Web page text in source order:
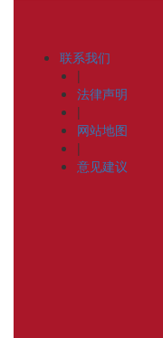
联系我们
|
法律声明
|
网站地图
|
意见建议